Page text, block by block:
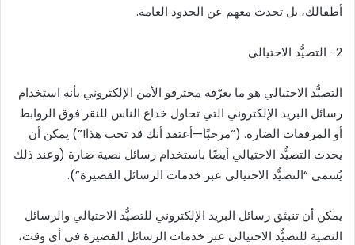
أطفالك، بل تحدث معهم عن الحدود العامة.
2- التصيُّد الاحتيالي
التصيُّد الاحتيالي هو ما يعرّفه محترفو الأمن الإلكتروني بأنه استخدام
رسائل البريد الإلكتروني التي تحاول خداع الناس للنقر فوق الروابط
أو المرفقات الضارة. (“مرحبًا—أعتقد أنك قد تحب هذا!”) يمكن أن
يحدث التصيُّد الاحتيالي أيضًا باستخدام رسائل نصية ضارة (وعند ذلك
يُسمى “التصيُّد الاحتيالي عبر خدمات الرسائل القصيرة”).
يمكن أن تنبثق رسائل البريد الإلكتروني للتصيُّد الاحتيالي والرسائل
النصية للتصيُّد الاحتيالي عبر خدمات الرسائل القصيرة في أي وقت،